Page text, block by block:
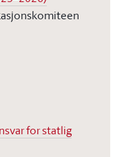
for statlig